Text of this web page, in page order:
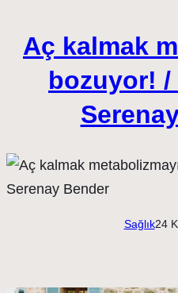
Aç kalmak
bozuyor!
Sağlık24